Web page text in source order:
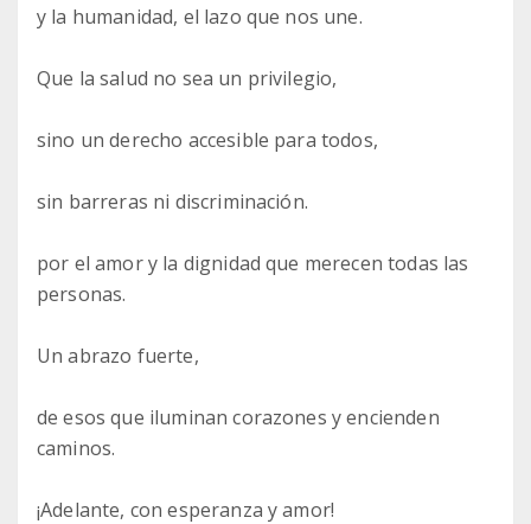
y la humanidad, el lazo que nos une.
Que la salud no sea un privilegio,
sino un derecho accesible para todos,
sin barreras ni discriminación.
por el amor y la dignidad que merecen todas las
personas.
Un abrazo fuerte,
de esos que iluminan corazones y encienden
caminos.
¡Adelante, con esperanza y amor!